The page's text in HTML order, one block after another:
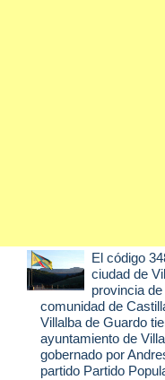
El código
ciudad de
provincia
comunidad de
Villalba de Guardo
ayuntamiento de
gobernado por
partido Partido